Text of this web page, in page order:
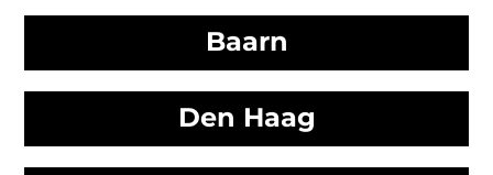
Baarn
Den Haag